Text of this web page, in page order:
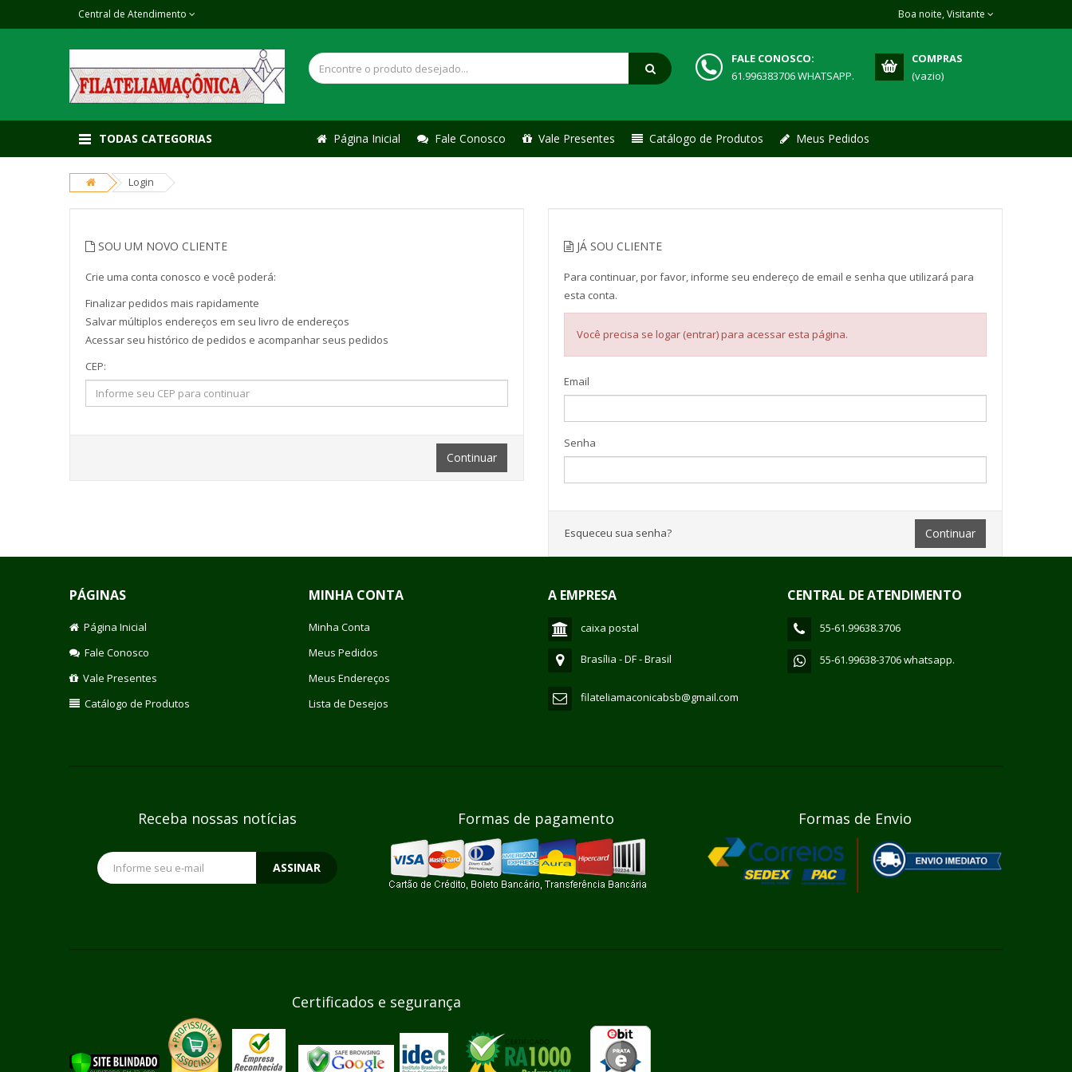
Central de Atendimento Boa noite, Visitante
FALE CONOSCO:
61.996383706 WHATSAPP.
COMPRAS
(vazio)
TODAS CATEGORIAS Página Inicial Fale Conosco Vale Presentes Catálogo de Produtos Meus Pedidos
Login
SOU UM NOVO CLIENTE
Crie uma conta conosco e você poderá:
Finalizar pedidos mais rapidamente
Salvar múltiplos endereços em seu livro de endereços
Acessar seu histórico de pedidos e acompanhar seus pedidos
CEP:
Continuar
JÁ SOU CLIENTE
Para continuar, por favor, informe seu endereço de email e senha que utilizará para
esta conta.
Você precisa se logar (entrar) para acessar esta página.
Email
Senha
Esqueceu sua senha?
PÁGINAS
Página Inicial
Fale Conosco
Vale Presentes
Catálogo de Produtos
MINHA CONTA
Minha Conta
Meus Pedidos
Meus Endereços
Lista de Desejos
A EMPRESA
caixa postal
Brasília - DF - Brasil
filateliamaconicabsb@gmail.com
CENTRAL DE ATENDIMENTO
55-61.99638.3706
55-61.99638-3706 whatsapp.
Receba nossas notícias
ASSINAR
Formas de pagamento Formas de Envio
Certificados e segurança